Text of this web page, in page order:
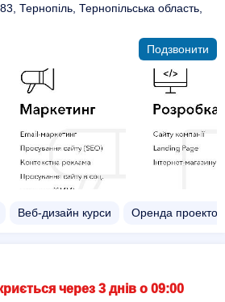
Тернопіль, Тернопільська область,
Подзвонити
Веб-дизайн курси Оренда
через 3 днів о 09:00